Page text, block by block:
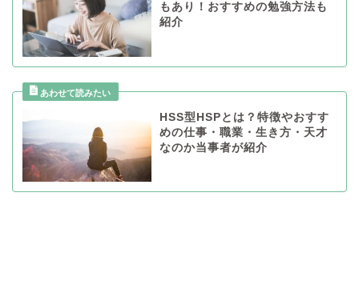
もあり！おすすめの勉強方法も
紹介
HSS型HSPとは？特徴やおすす
めの仕事・職業・生き方・天才
なのか当事者が紹介